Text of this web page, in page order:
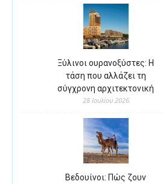
Ξύλινοι ουρανοξύστες: Η
τάση που αλλάζει τη
σύγχρονη αρχιτεκτονική
28 Ιουλίου 2026
Βεδουίνοι: Πώς ζουν